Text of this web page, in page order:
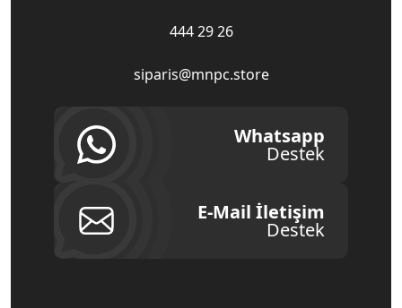
444 29 26
siparis@mnpc.store
Whatsapp
Destek
E-Mail İletişim
Destek